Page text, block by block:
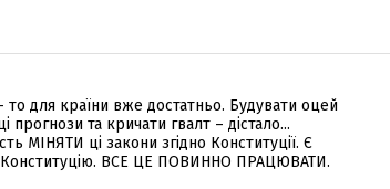
то для країни вже достатньо. Будувати оцей
прогнози та кричати гвалт – дістало...
МІНЯТИ ці закони згідно Конституції. Є
Конституцію. ВСЕ ЦЕ ПОВИННО ПРАЦЮВАТИ.